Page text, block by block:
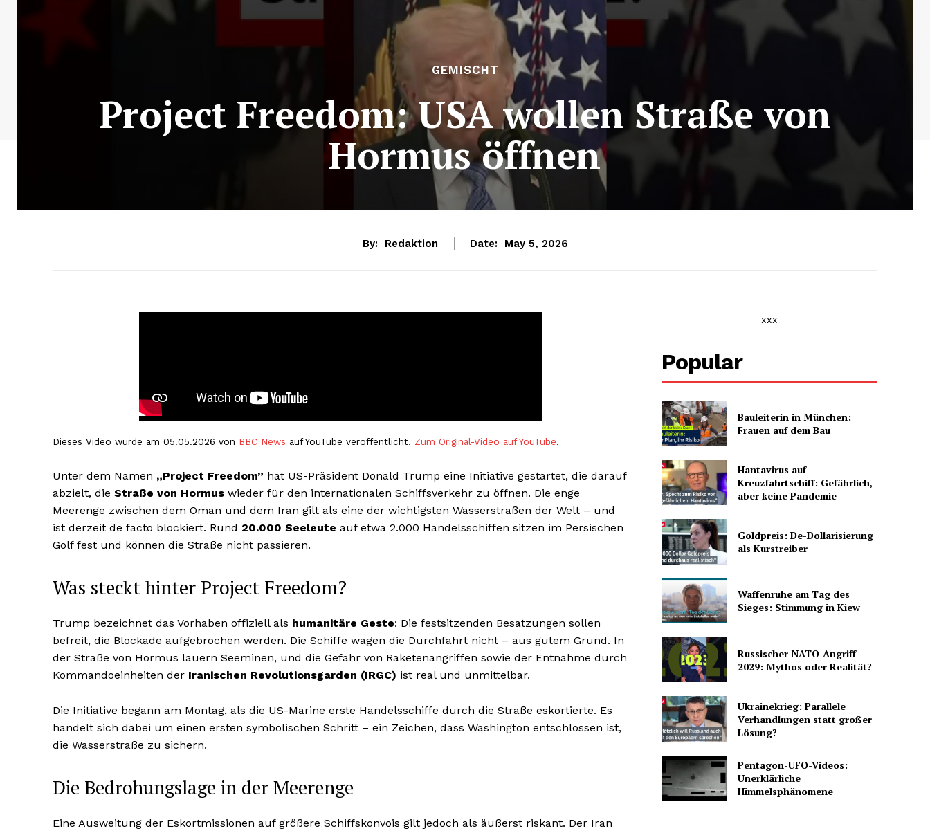
GEMISCHT
Project Freedom: USA wollen Straße von
Hormus öffnen
By: Redaktion Date: May 5, 2026
Dieses Video wurde am 05.05.2026 von BBC News auf YouTube veröffentlicht. Zum Original-Video auf YouTube.
Unter dem Namen „Project Freedom” hat US-Präsident Donald Trump eine Initiative gestartet, die darauf
abzielt, die Straße von Hormus wieder für den internationalen Schiffsverkehr zu öffnen. Die enge
Meerenge zwischen dem Oman und dem Iran gilt als eine der wichtigsten Wasserstraßen der Welt – und
ist derzeit de facto blockiert. Rund 20.000 Seeleute auf etwa 2.000 Handelsschiffen sitzen im Persischen
Golf fest und können die Straße nicht passieren.
Was steckt hinter Project Freedom?
Trump bezeichnet das Vorhaben offiziell als humanitäre Geste: Die festsitzenden Besatzungen sollen
befreit, die Blockade aufgebrochen werden. Die Schiffe wagen die Durchfahrt nicht – aus gutem Grund. In
der Straße von Hormus lauern Seeminen, und die Gefahr von Raketenangriffen sowie der Entnahme durch
Kommandoeinheiten der Iranischen Revolutionsgarden (IRGC) ist real und unmittelbar.
Die Initiative begann am Montag, als die US-Marine erste Handelsschiffe durch die Straße eskortierte. Es
handelt sich dabei um einen ersten symbolischen Schritt – ein Zeichen, dass Washington entschlossen ist,
die Wasserstraße zu sichern.
Die Bedrohungslage in der Meerenge
Eine Ausweitung der Eskortmissionen auf größere Schiffskonvois gilt jedoch als äußerst riskant. Der Iran
xxx
Popular
Bauleiterin in München:
Frauen auf dem Bau
Hantavirus auf
Kreuzfahrtschiff: Gefährlich,
aber keine Pandemie
Goldpreis: De-Dollarisierung
als Kurstreiber
Waffenruhe am Tag des
Sieges: Stimmung in Kiew
Russischer NATO-Angriff
2029: Mythos oder Realität?
Ukrainekrieg: Parallele
Verhandlungen statt großer
Lösung?
Pentagon-UFO-Videos:
Unerklärliche
Himmelsphänomene